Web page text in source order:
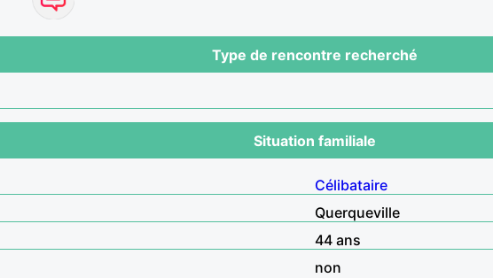
Type de rencontre recherché
Situation familiale
Célibataire
Querqueville
44 ans
non